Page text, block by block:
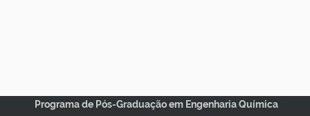
Programa de Pós-Graduação em Engenharia Química